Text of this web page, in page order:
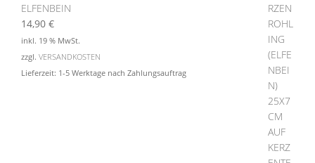
ELFENBEIN
14,90 €
inkl. 19 % MwSt.
zzgl. VERSANDKOSTEN
Lieferzeit: 1-5 Werktage nach Zahlungsauftrag